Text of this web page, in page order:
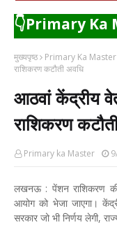
👇Primary Ka
मुख्यपृष्ठ Primary Ka
राशिकरण कटौती अवधि
आठवां केंद्रीय
राशिकरण
Primary ka Master
लखनऊ : पेंशन राशिकरण
आयोग को भेजा जाएगा।
सरकार जो भी निर्णय लेगी,